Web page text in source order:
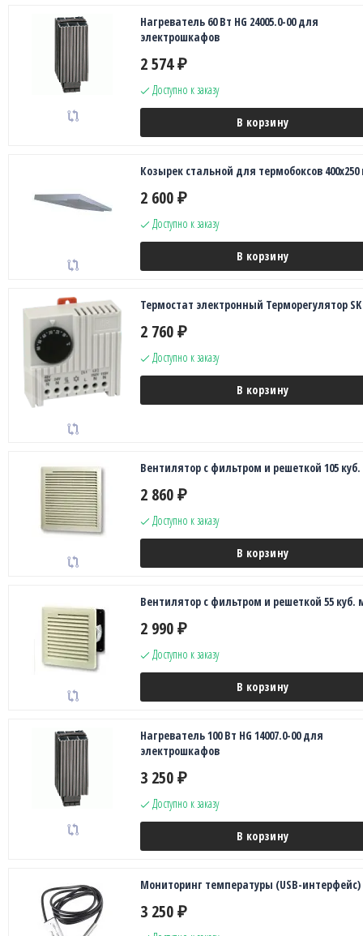
Нагреватель 60 Вт HG 24005.0-00 для
электрошкафов
2 574 ₽
Доступно к заказу
В корзину
Козырек стальной для термобоксов
2 600 ₽
Доступно к заказу
В корзину
Термостат электронный Терморегулятор SK
2 760 ₽
Доступно к заказу
В корзину
Вентилятор с фильтром и решеткой 105
2 860 ₽
Доступно к заказу
В корзину
Вентилятор с фильтром и решеткой 55 куб.
2 990 ₽
Доступно к заказу
В корзину
Нагреватель 100 Вт HG 14007.0-00 для
электрошкафов
3 250 ₽
Доступно к заказу
В корзину
Мониторинг температуры (USB-интерфейс)
3 250 ₽